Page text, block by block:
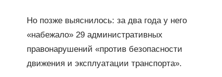
Но позже выяснилось: за два года у него
«набежало» 29 административных
правонарушений «против безопасности
движения и эксплуатации транспорта».